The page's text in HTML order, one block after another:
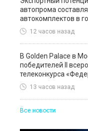
автопрома
автокомплектов в
12 часов назад
В Golden Palace в
победителей II
телеконкурса
13 часов назад
Все новости